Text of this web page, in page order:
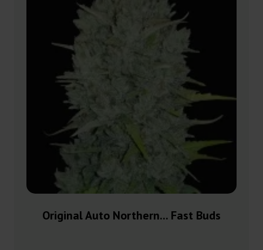
Original Auto Northern... Fast Buds